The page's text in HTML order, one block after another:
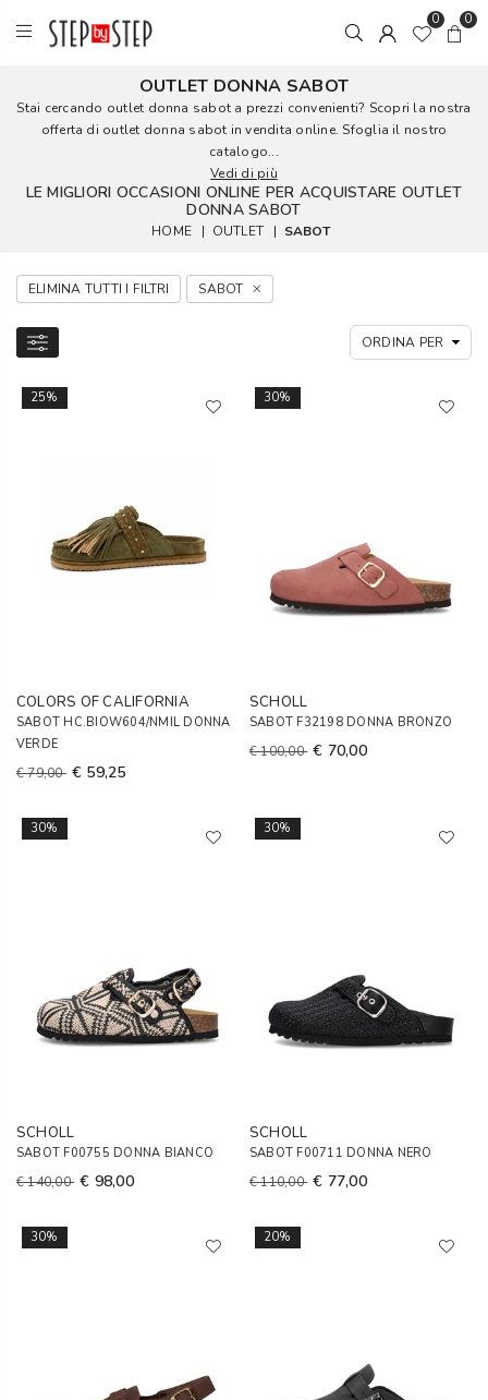
0 0
OUTLET DONNA SABOT
Stai cercando outlet donna sabot a prezzi convenienti? Scopri la nostra
offerta di outlet donna sabot in vendita online. Sfoglia il nostro
catalogo...
Vedi di più
LE MIGLIORI OCCASIONI ONLINE PER ACQUISTARE OUTLET
DONNA SABOT
HOME | OUTLET | SABOT
ELIMINA TUTTI I FILTRI SABOT
25%
COLORS OF CALIFORNIA
SABOT HC.BIOW604/NMIL DONNA
VERDE
€ 79,00 € 59,25
30%
SCHOLL
SABOT F32198 DONNA BRONZO
€ 100,00 € 70,00
30%
SCHOLL
SABOT F00755 DONNA BIANCO
€ 140,00 € 98,00
30%
SCHOLL
SABOT F00711 DONNA NERO
€ 110,00 € 77,00
30% 20%